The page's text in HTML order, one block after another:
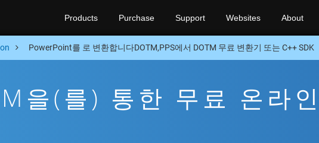
Products Purchase Support Websites About
PowerPoint를 로 변환합니다DOTM,PPS에서 DOTM 무료 변환기 또는 C++ SDK
을(를) 통한 무료 온라인